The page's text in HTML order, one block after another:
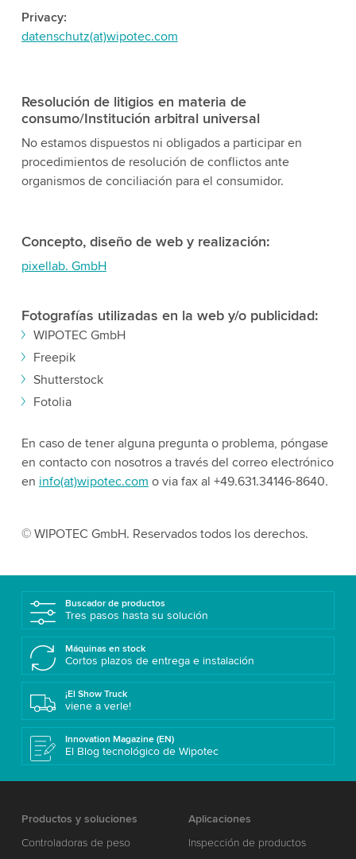
Privacy:
datenschutz(at)wipotec.com
Resolución de litigios en materia de
consumo/Institución arbitral universal
No estamos dispuestos ni obligados a participar en
procedimientos de resolución de conflictos ante
organismos de conciliación para el consumidor.
Concepto, diseño de web y realización:
pixellab. GmbH
Fotografías utilizadas en la web y/o publicidad:
WIPOTEC GmbH
Freepik
Shutterstock
Fotolia
En caso de tener alguna pregunta o problema, póngase
en contacto con nosotros a través del correo electrónico
en info(at)wipotec.com o via fax al +49.631.34146-8640.
© WIPOTEC GmbH. Reservados todos los derechos.
Buscador de productos
Tres pasos hasta su solución
Máquinas en stock
Cortos plazos de entrega e instalación
¡El Show Truck
viene a verle!
Innovation Magazine (EN)
El Blog tecnológico de Wipotec
Productos y soluciones
Controladoras de peso
Aplicaciones
Inspección de productos